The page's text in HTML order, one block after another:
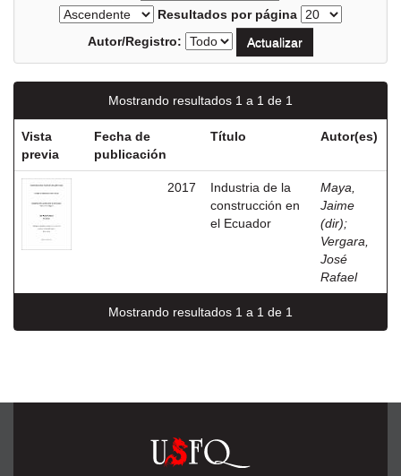
Resultados por página
Autor/Registro:
Mostrando resultados 1 a 1 de 1
Vista
previa
Fecha de
publicación
Título Autor(es)
2017
Industria de la
construcción en
el Ecuador
Maya,
Jaime
(dir);
Vergara,
José
Rafael
Mostrando resultados 1 a 1 de 1